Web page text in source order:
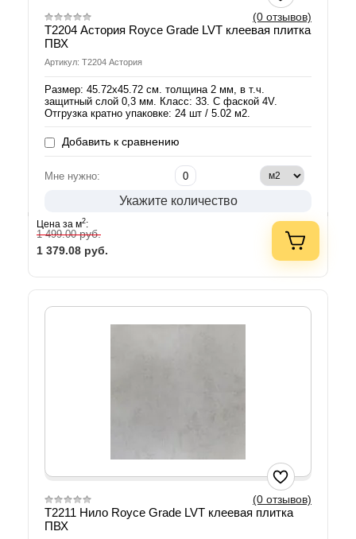
(0 отзывов)
T2204 Астория Royce Grade LVT клеевая плитка
ПВХ
Артикул: T2204 Астория
Размер: 45.72х45.72 см. толщина 2 мм, в т.ч.
защитный слой 0,3 мм. Класс: 33. С фаской 4V.
Отгрузка кратно упаковке: 24 шт / 5.02 м2.
Добавить к сравнению
Мне нужно:
Укажите количество
Цена за м2:
1 499.00руб.
1 379.08 руб.
(0 отзывов)
T2211 Нило Royce Grade LVT клеевая плитка
ПВХ